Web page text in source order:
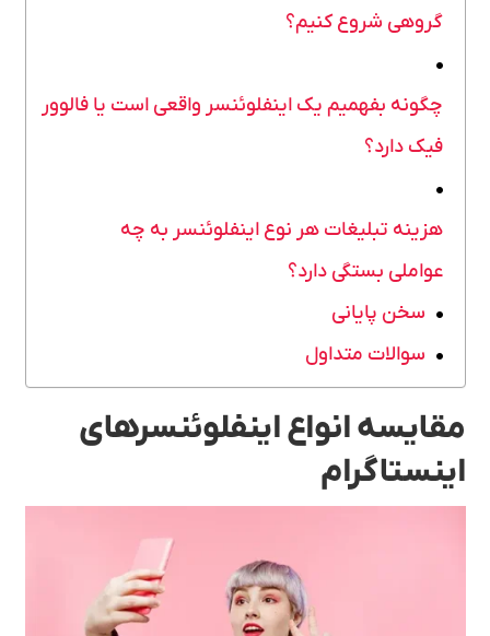
گروهی شروع کنیم؟
چگونه بفهمیم یک اینفلوئنسر واقعی است یا فالوور
فیک دارد؟
هزینه تبلیغات هر نوع اینفلوئنسر به چه
عواملی بستگی دارد؟
سخن پایانی
سوالات متداول
مقایسه انواع اینفلوئنسرهای
اینستاگرام